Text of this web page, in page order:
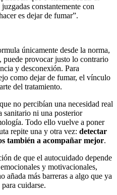
constantemente con
es dejar de fumar”.
únicamente desde la norma,
provocar justo lo contrario
y desconexión. Para
como dejar de fumar, el vínculo
del tratamiento.
no percibían una necesidad real
sanitario ni una posterior
Todo ello vuelve a poner
repite una y otra vez: detectar
también a acompañar mejor.
de que el autocuidado depende
y motivacionales,
añada más barreras a algo que ya
cuidarse.